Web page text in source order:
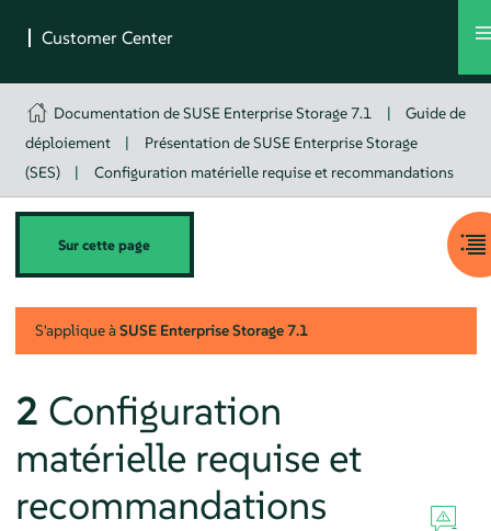
Documentation de SUSE Enterprise Storage 7.1 |
Guide de
déploiement
|
Présentation de SUSE Enterprise Storage
(SES)
| Configuration matérielle requise et recommandations
Sur cette page
S'applique àSUSE Enterprise Storage7.1
2 Configuration
matérielle requise et
recommandations